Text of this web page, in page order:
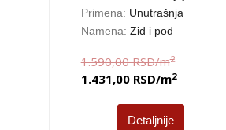
Primena: Unutrašnja
Namena: Zid i pod
1.590,00RSD/m2
1.431,00 RSD/m2
Detaljnije